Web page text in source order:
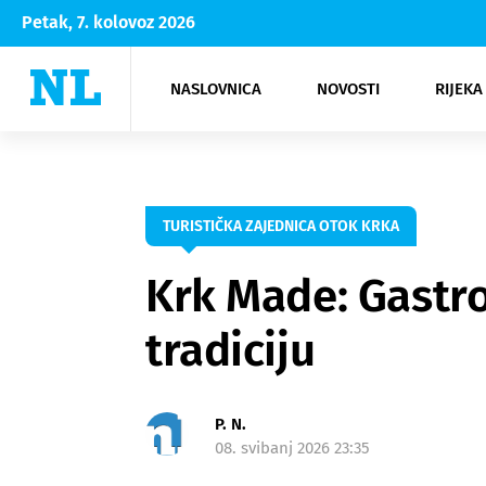
Petak, 7. kolovoz 2026
NASLOVNICA NOVOSTI
Rijeka Opatija
NK
Moda
Kultura
TURISTIČKA ZAJEDNICA OTOK KRKA
Krk Made:
tradiciju
P. N.
08. svibanj 2026 23:35